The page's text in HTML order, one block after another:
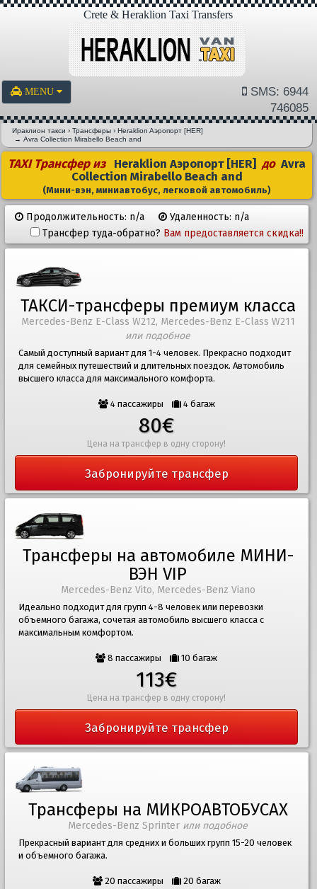
Crete & Heraklion Taxi Transfers
MENU
SMS: 6944
746085
Ираклион такси ›Трансферы ›Heraklion Aэропорт [HER]
→Avra Collection Mirabello Beach and
TAXI Трансфер из Heraklion Aэропорт [HER]доAvra
Collection Mirabello Beach and
(Мини-вэн, миниавтобус, легковой автомобиль)
Продолжительность: n/a
Удаленность: n/a
Трансфер туда-обратно? Вам предоставляется скидка!!
ТАКСИ-трансферы премиум класса
Mercedes-Benz E-Class W212, Mercedes-Benz E-Class W211
или подобное
Самый доступный вариант для 1-4 человек. Прекрасно подходит
для семейных путешествий и длительных поездок. Автомобиль
высшего класса для максимального комфорта.
4 пассажиры 4 багаж
80€
Цена на трансфер в одну сторону!
Забронируйте трансфер
Трансферы на автомобиле МИНИ-
ВЭН VIP
Mercedes-Benz Vito, Mercedes-Benz Viano
Идеально подходит для групп 4-8 человек или перевозки
объемного багажа, сочетая автомобиль высшего класса с
максимальным комфортом.
8 пассажиры 10 багаж
113€
Цена на трансфер в одну сторону!
Забронируйте трансфер
Трансферы на МИКРОАВТОБУСАХ
Mercedes-Benz Sprinter или подобное
Прекрасный вариант для средних и больших групп 15-20 человек
и объемного багажа.
20 пассажиры 20 багаж